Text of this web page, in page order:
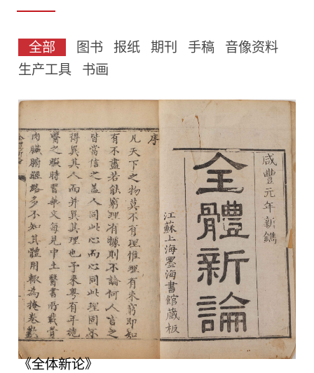
全部 图书 报纸 期刊 手稿
音像资料
生产工具
书画
《全体新论》